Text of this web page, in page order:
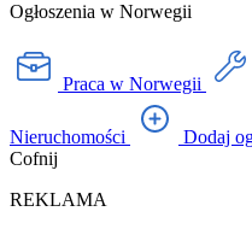
Ogłoszenia w Norwegii
Praca w Norwegii
Nieruchomości Dodaj
Cofnij
REKLAMA